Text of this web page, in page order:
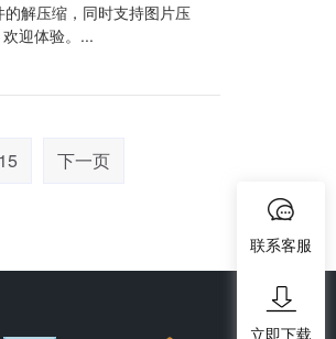
解压缩，同时支持图片压
迎体验。...
下一页
联系客服
立即下载